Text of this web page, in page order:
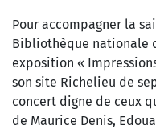
Pour accompagner la
Bibliothèque nationale
exposition «
son site Richelieu de
concert digne de ceux
de Maurice Denis,